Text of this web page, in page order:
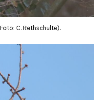
C. Rethschulte).